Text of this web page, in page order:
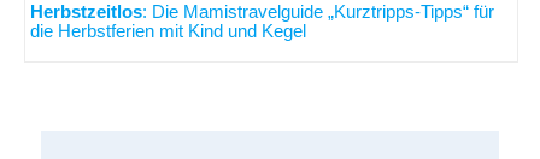
Herbstzeitlos: Die Mamistravelguide „Kurztripps-Tipps“ für
die Herbstferien mit Kind und Kegel